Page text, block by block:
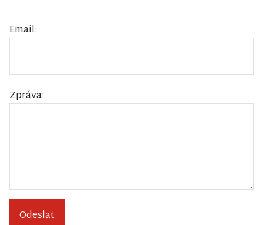
Email:
Zpráva:
Odeslat